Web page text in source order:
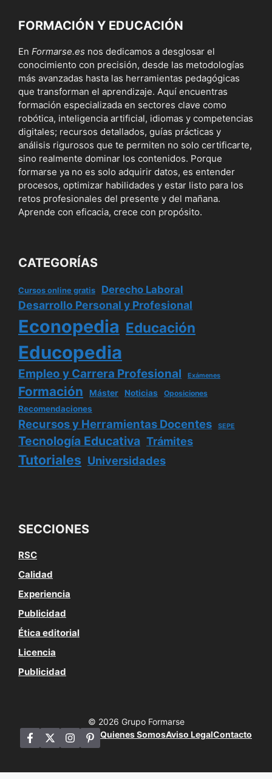
FORMACIÓN Y EDUCACIÓN
En Formarse.es nos dedicamos a desglosar el
conocimiento con precisión, desde las metodologías
más avanzadas hasta las herramientas pedagógicas
que transforman el aprendizaje. Aquí encuentras
formación especializada en sectores clave como
robótica, inteligencia artificial, idiomas y competencias
digitales; recursos detallados, guías prácticas y
análisis rigurosos que te permiten no solo certificarte,
sino realmente dominar los contenidos. Porque
formarse ya no es solo adquirir datos, es entender
procesos, optimizar habilidades y estar listo para los
retos profesionales del presente y del mañana.
Aprende con eficacia, crece con propósito.
CATEGORÍAS
Cursos online gratis Derecho Laboral
Desarrollo Personal y Profesional
Econopedia Educación
Educopedia
Empleo y Carrera Profesional Exámenes
Formación Máster Noticias Oposiciones
Recomendaciones
Recursos y Herramientas Docentes SEPE
Tecnología Educativa Trámites
Tutoriales Universidades
SECCIONES
RSC
Calidad
Experiencia
Publicidad
Ética editorial
Licencia
Publicidad
© 2026 Grupo Formarse
Quienes SomosAviso LegalContacto